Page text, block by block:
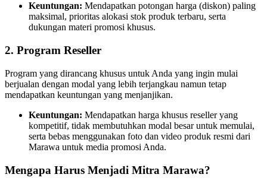
Keuntungan: Mendapatkan potongan harga (diskon) paling
maksimal, prioritas alokasi stok produk terbaru, serta
dukungan materi promosi khusus.
2. Program Reseller
Program yang dirancang khusus untuk Anda yang ingin mulai
berjualan dengan modal yang lebih terjangkau namun tetap
mendapatkan keuntungan yang menjanjikan.
Keuntungan: Mendapatkan harga khusus reseller yang
kompetitif, tidak membutuhkan modal besar untuk memulai,
serta bebas menggunakan foto dan video produk resmi dari
Marawa untuk media promosi Anda.
Mengapa Harus Menjadi Mitra Marawa?